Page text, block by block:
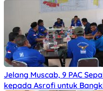
Jelang Muscab, 9 PAC
kepada Asrofi untuk